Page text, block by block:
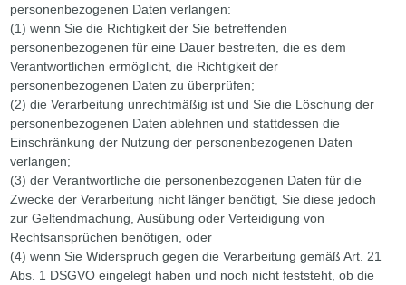
personenbezogenen Daten verlangen:
(1) wenn Sie die Richtigkeit der Sie betreffenden
personenbezogenen für eine Dauer bestreiten, die es dem
Verantwortlichen ermöglicht, die Richtigkeit der
personenbezogenen Daten zu überprüfen;
(2) die Verarbeitung unrechtmäßig ist und Sie die Löschung der
personenbezogenen Daten ablehnen und stattdessen die
Einschränkung der Nutzung der personenbezogenen Daten
verlangen;
(3) der Verantwortliche die personenbezogenen Daten für die
Zwecke der Verarbeitung nicht länger benötigt, Sie diese jedoch
zur Geltendmachung, Ausübung oder Verteidigung von
Rechtsansprüchen benötigen, oder
(4) wenn Sie Widerspruch gegen die Verarbeitung gemäß Art. 21
Abs. 1 DSGVO eingelegt haben und noch nicht feststeht, ob die